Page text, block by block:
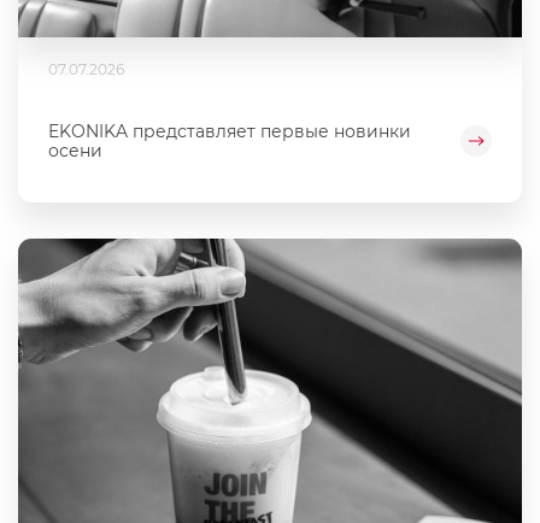
07.07.2026
EKONIKA представляет первые новинки
осени